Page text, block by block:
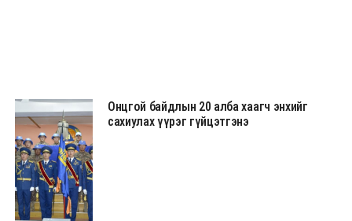
Онцгой байдлын 20 алба хаагч энхийг
сахиулах үүрэг гүйцэтгэнэ